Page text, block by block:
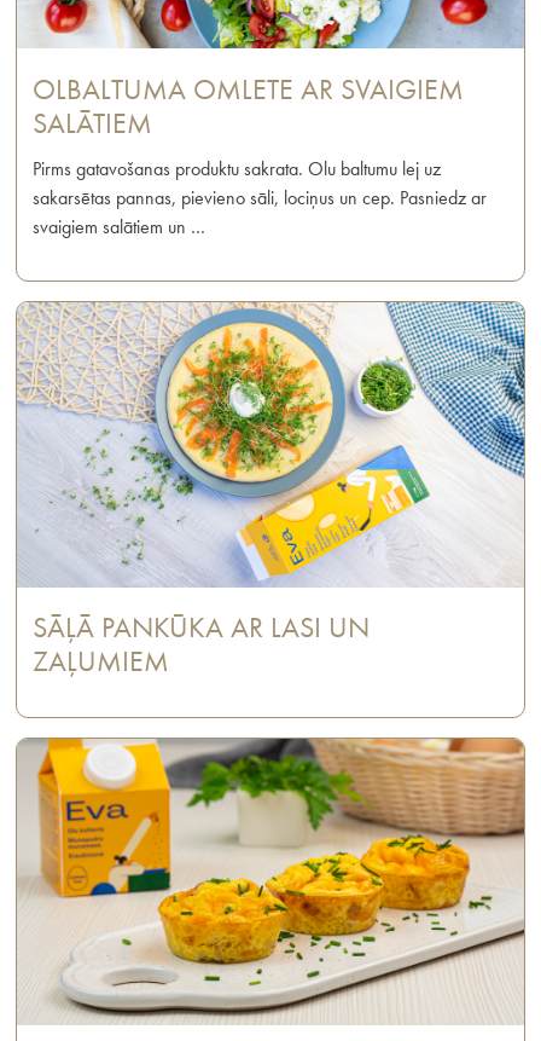
OLBALTUMA OMLETE AR SVAIGIEM
SALĀTIEM
Pirms gatavošanas produktu sakrata. Olu baltumu lej uz
sakarsētas pannas, pievieno sāli, lociņus un cep. Pasniedz ar
svaigiem salātiem un …
SĀĻĀ PANKŪKA AR LASI UN
ZAĻUMIEM